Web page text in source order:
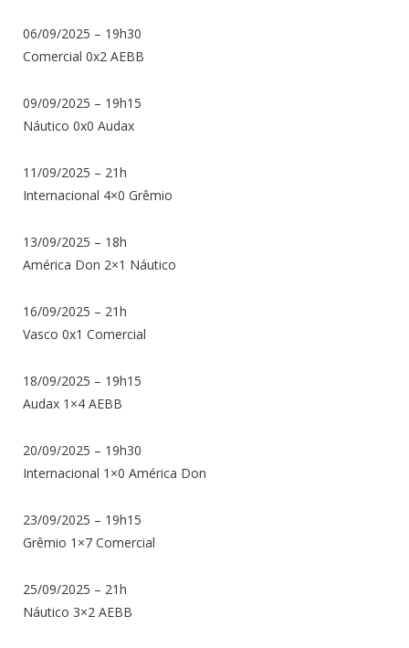
06/09/2025 – 19h30
Comercial 0x2 AEBB
09/09/2025 – 19h15
Náutico 0x0 Audax
11/09/2025 – 21h
Internacional 4×0 Grêmio
13/09/2025 – 18h
América Don 2×1 Náutico
16/09/2025 – 21h
Vasco 0x1 Comercial
18/09/2025 – 19h15
Audax 1×4 AEBB
20/09/2025 – 19h30
Internacional 1×0 América Don
23/09/2025 – 19h15
Grêmio 1×7 Comercial
25/09/2025 – 21h
Náutico 3×2 AEBB